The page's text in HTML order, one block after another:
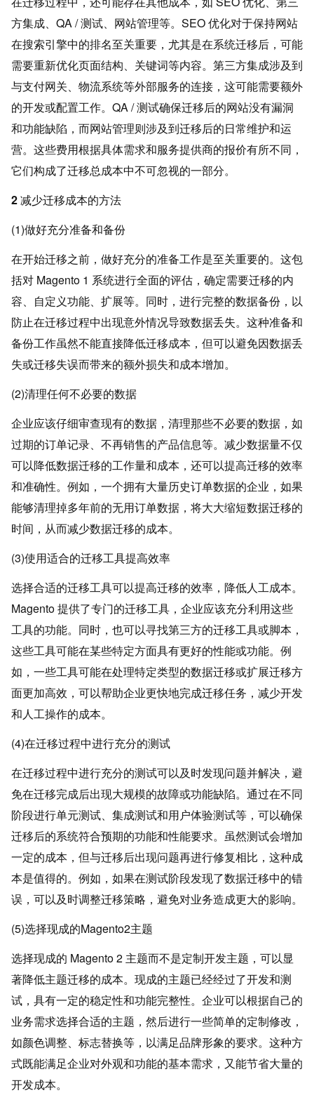
方集成、QA / 测试、网站管理等。SEO 优化对于保持网站
在搜索引擎中的排名至关重要，尤其是在系统迁移后，可能
需要重新优化页面结构、关键词等内容。第三方集成涉及到
与支付网关、物流系统等外部服务的连接，这可能需要额外
的开发或配置工作。QA / 测试确保迁移后的网站没有漏洞
和功能缺陷，而网站管理则涉及到迁移后的日常维护和运
营。这些费用根据具体需求和服务提供商的报价有所不同，
它们构成了迁移总成本中不可忽视的一部分。
2 减少迁移成本的方法
(1)做好充分准备和备份
在开始迁移之前，做好充分的准备工作是至关重要的。这包
括对 Magento 1 系统进行全面的评估，确定需要迁移的内
容、自定义功能、扩展等。同时，进行完整的数据备份，以
防止在迁移过程中出现意外情况导致数据丢失。这种准备和
备份工作虽然不能直接降低迁移成本，但可以避免因数据丢
失或迁移失误而带来的额外损失和成本增加。
(2)清理任何不必要的数据
企业应该仔细审查现有的数据，清理那些不必要的数据，如
过期的订单记录、不再销售的产品信息等。减少数据量不仅
可以降低数据迁移的工作量和成本，还可以提高迁移的效率
和准确性。例如，一个拥有大量历史订单数据的企业，如果
能够清理掉多年前的无用订单数据，将大大缩短数据迁移的
时间，从而减少数据迁移的成本。
(3)使用适合的迁移工具提高效率
选择合适的迁移工具可以提高迁移的效率，降低人工成本。
Magento 提供了专门的迁移工具，企业应该充分利用这些
工具的功能。同时，也可以寻找第三方的迁移工具或脚本，
这些工具可能在某些特定方面具有更好的性能或功能。例
如，一些工具可能在处理特定类型的数据迁移或扩展迁移方
面更加高效，可以帮助企业更快地完成迁移任务，减少开发
和人工操作的成本。
(4)在迁移过程中进行充分的测试
在迁移过程中进行充分的测试可以及时发现问题并解决，避
免在迁移完成后出现大规模的故障或功能缺陷。通过在不同
阶段进行单元测试、集成测试和用户体验测试等，可以确保
迁移后的系统符合预期的功能和性能要求。虽然测试会增加
一定的成本，但与迁移后出现问题再进行修复相比，这种成
本是值得的。例如，如果在测试阶段发现了数据迁移中的错
误，可以及时调整迁移策略，避免对业务造成更大的影响。
(5)选择现成的Magento2主题
选择现成的 Magento 2 主题而不是定制开发主题，可以显
著降低主题迁移的成本。现成的主题已经经过了开发和测
试，具有一定的稳定性和功能完整性。企业可以根据自己的
业务需求选择合适的主题，然后进行一些简单的定制修改，
如颜色调整、标志替换等，以满足品牌形象的要求。这种方
式既能满足企业对外观和功能的基本需求，又能节省大量的
开发成本。